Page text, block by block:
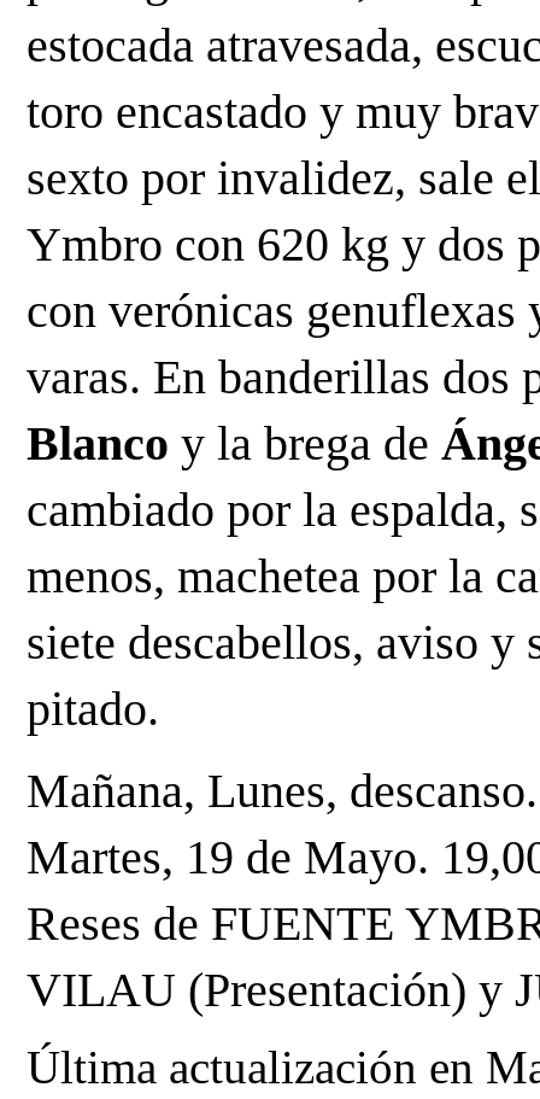
estocada atravesada,
toro encastado y muy
sexto por invalidez, sale
Ymbro con 620 kg y dos
con verónicas
varas. En banderillas dos
Blanco y la brega de
cambiado por la espalda,
menos, machetea por la
siete descabellos, aviso
pitado.
Mañana, Lunes,
Martes, 19 de Mayo.
Reses de FUENTE
VILAU (Presentación) y
Última actualización en